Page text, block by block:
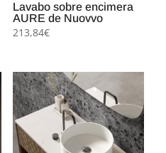
Lavabo sobre encimera
AURE de Nuovvo
213,84€